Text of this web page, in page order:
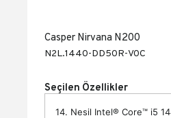
Casper Nirvana N200
N2L.1440-DD50R-V0C
Seçilen Özellikler
14. Nesil Intel® Core™ i5